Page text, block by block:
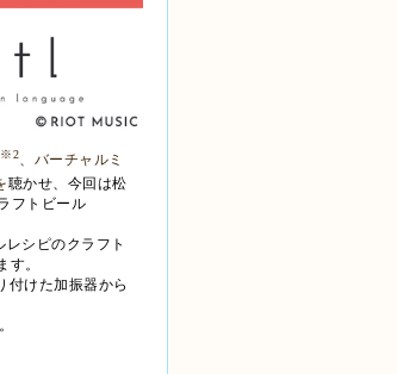
※2
、バーチャルミ
聴かせ、今回は松
フトビール
レシピのクラフト
。
付けた加振器から